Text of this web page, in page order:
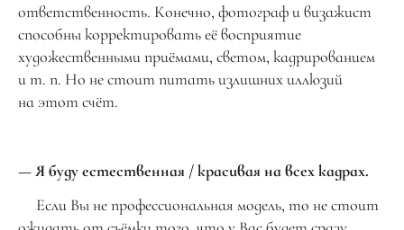
ответственность. Конечно, фотограф и визажист
способны корректировать её восприятие
художественными приёмами, светом, кадрированием
и т. п. Но не стоит питать излишних иллюзий
на этот счёт.
— Я буду естественная / красивая на всех кадрах.
Если Вы не профессиональная модель, то не стоит